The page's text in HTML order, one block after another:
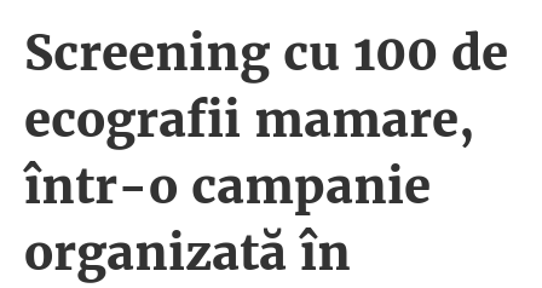
Screening cu 100 de
ecografii mamare,
într-o campanie
organizată în